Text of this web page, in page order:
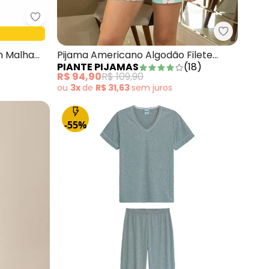
Viscose Cinza Claro
Malwee - Pijama Flamingos Carrot em Malha
Malha
Piante
Pijama Americano Algodão Filete
Gatinhos Verde
PIANTE PIJAMAS (18)
R$ 94,90R$ 109,90
ou 3xde R$ 31,63sem juros
-55%